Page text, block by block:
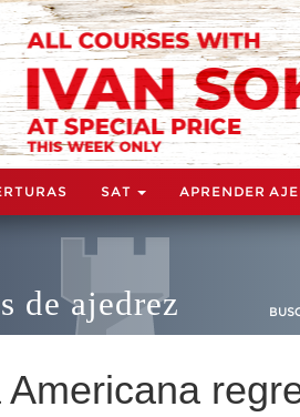
SAT APRENDER
de ajedrez
Americana